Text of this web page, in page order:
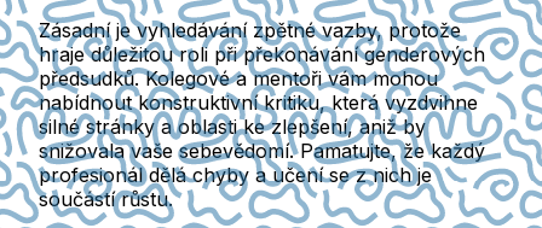
Zásadní je vyhledávání zpětné vazby, protože
hraje důležitou roli při překonávání genderových
předsudků. Kolegové a mentoři vám mohou
nabídnout konstruktivní kritiku, která vyzdvihne
silné stránky a oblasti ke zlepšení, aniž by
snižovala vaše sebevědomí. Pamatujte, že každý
profesionál dělá chyby a učení se z nich je
součástí růstu.